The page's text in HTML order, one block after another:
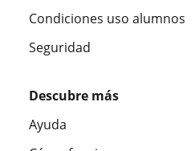
Condiciones uso alumnos
Seguridad
Descubre más
Ayuda